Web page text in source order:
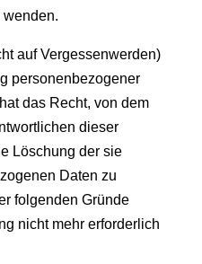
wenden.
auf Vergessenwerden)
personenbezogener
das Recht, von dem
dieser
Löschung der sie
Daten zu
folgenden Gründe
nicht mehr erforderlich